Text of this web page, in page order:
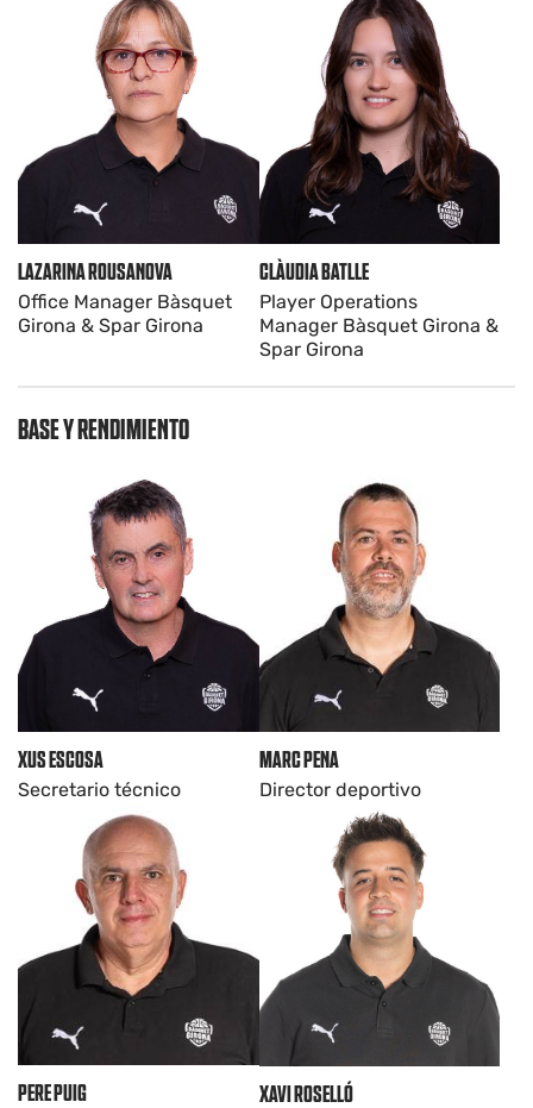
LAZARINA ROUSANOVA
Office Manager Bàsquet
Girona & Spar Girona
CLÀUDIA BATLLE
Player Operations
Manager Bàsquet Girona &
Spar Girona
BASE Y RENDIMIENTO
XUS ESCOSA
Secretario técnico
MARC PENA
Director deportivo
PERE PUIG XAVI ROSELLÓ